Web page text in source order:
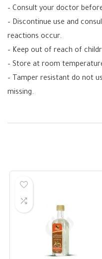
– Consult your doctor
– Discontinue use and
reactions occur.
– Keep out of reach of
– Store at room
– Tamper resistant do not
missing.